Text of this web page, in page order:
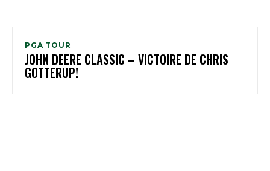
PGA TOUR
JOHN DEERE CLASSIC – VICTOIRE DE CHRIS
GOTTERUP!